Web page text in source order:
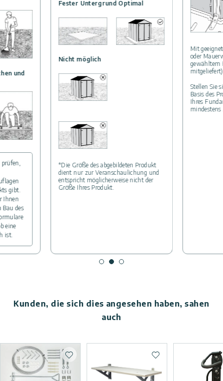
und
gibt.
Ihnen
Bau des
eine
ist.
Fester Untergrund Optimal
Nicht möglich
*Die Größe des abgebildeten Produkt
dient nur zur Veranschaulichung und
entspricht möglicherweise nicht der
Größe Ihres Produkt.
Mit
oder
gewähltem
Stellen Sie
Basis des
Ihres
Kunden, die sich dies angesehen haben, sahen
auch
Zur Wunschliste hinzufügenZur Wunschliste